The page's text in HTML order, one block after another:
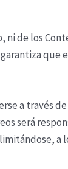
de los
que
a través
será
a